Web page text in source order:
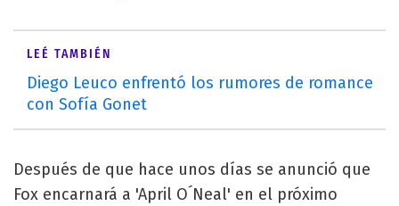
LEÉ TAMBIÉN
Diego Leuco enfrentó los rumores de romance
con Sofía Gonet
Después de que hace unos días se anunció que
Fox encarnará a 'April O´Neal' en el próximo